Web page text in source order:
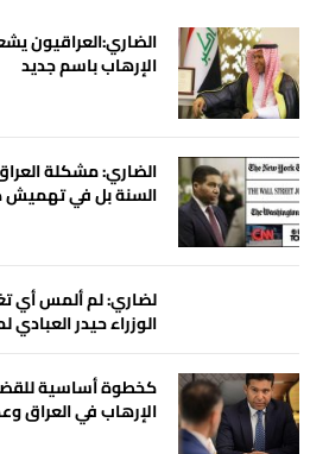
الضاري:العراقيون
الإرهاب باسم جديد
الضاري: مشكلة
السنة بل في تهميش
لضاري: لم ألمس أي
الوزراء حيدر
كخطوة أساسية
الإرهاب في العراق